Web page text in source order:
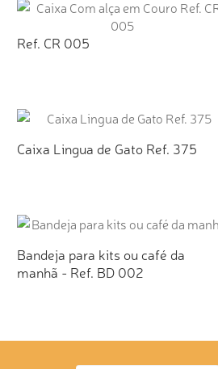
Ref. CR 005
Caixa Lingua de Gato Ref. 375
Bandeja para kits ou café da
manhã - Ref. BD 002